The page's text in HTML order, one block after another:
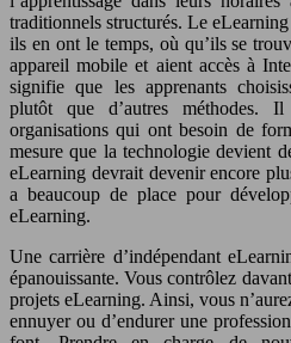
traditionnels structurés. Le
ils en ont le temps, où qu’ils se
appareil mobile et aient accès à
signifie que les apprenants
plutôt que d’autres
organisations qui ont besoin de
mesure que la technologie devient
eLearning devrait devenir encore
a beaucoup de place pour
eLearning.
Une carrière d’indépendant
épanouissante. Vous contrôlez
projets eLearning. Ainsi, vous
ennuyer ou d’endurer une